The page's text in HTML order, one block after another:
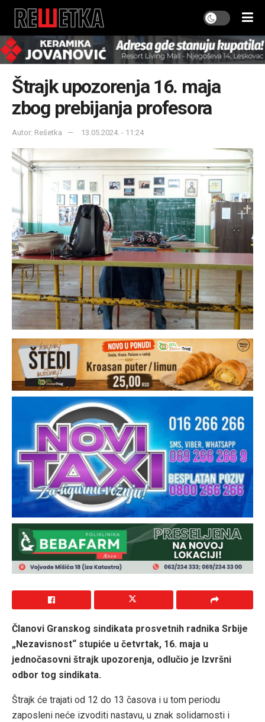
Štrajk upozorenja 16. maja
zbog prebijanja profesora
Autor: Rešetka 13.05.2024. - 11:24
Članovi Granskog sindikata prosvetnih radnika Srbije
„Nezavisnost“ stupiće u četvrtak, 16. maja u
jednočasovni štrajk upozorenja, odlučio je Izvršni
odbor tog sindikata.
Štrajk će trajati od 12 do 13 časova i u tom periodu
zaposleni neće izvoditi nastavu, u znak solidarnosti i